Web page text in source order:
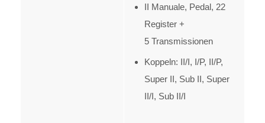
II Manuale, Pedal, 22
Register +
5 Transmissionen
Koppeln: II/I, I/P, II/P,
Super II, Sub II, Super
II/I, Sub II/I